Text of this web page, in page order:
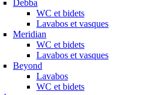
Debba
WC et bidets
Lavabos et vasques
Meridian
WC et bidets
Lavabos et vasques
Beyond
Lavabos
WC et bidets